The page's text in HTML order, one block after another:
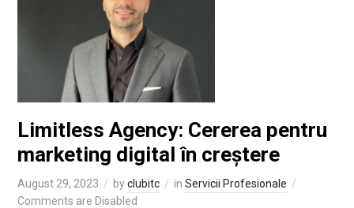
Limitless Agency: Cererea pentru
marketing digital în creștere
August 29, 2023 byclubitc in Servicii Profesionale
Comments are Disabled